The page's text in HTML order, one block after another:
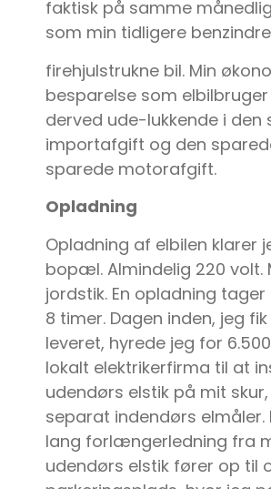
faktisk på samme
som min tidligere
firehjulstrukne bil. Min
besparelse som
derved ude-lukkende i den
importafgift og den
sparede motorafgift.
Opladning
Opladning af elbilen klarer
bopæl. Almindelig 220 volt.
jordstik. En opladning
8 timer. Dagen inden, jeg
leveret, hyrede jeg for
lokalt elektrikerfirma til at
udendørs elstik på mit
separat indendørs elmåler.
lang forlængerledning fra
udendørs elstik fører op til